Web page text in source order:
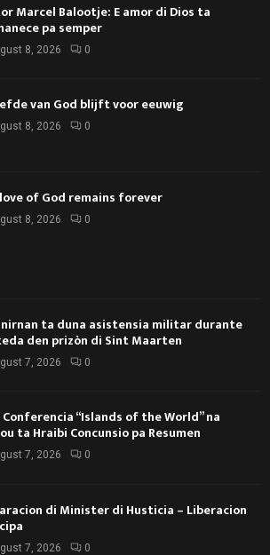
Marcel Balootje: E amor di Dios ta
pa semper
8, 2026 0
van God blijft voor eeuwig
8, 2026 0
of God remains forever
8, 2026 0
ta duna asistensia militar durante
den prizòn di Sint Maarten
7, 2026 0
Conferencia “Islands of the World” na
ta Hraibi Concunsio pa Resumen
7, 2026 0
di Minister di Husticia – Liberacion
7, 2026 0